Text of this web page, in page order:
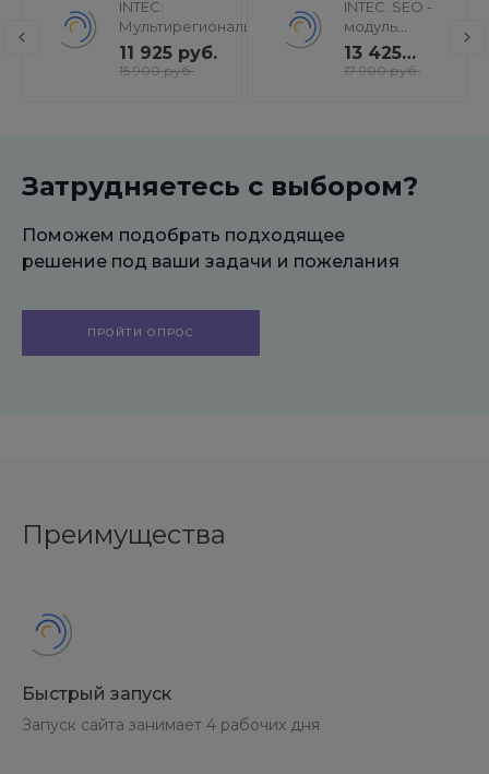
INTEC:
Мультирегиональность
- региональная сеть
вашего сайта с
11 925 руб.
15 900 руб.
INTEC. SEO -
модуль
поисковой
оптимизации:
13 425
руб.
17 900 руб.
Затрудняетесь с выбором?
Поможем подобрать подходящее
решение под ваши задачи и пожелания
ПРОЙТИ ОПРОС
Преимущества
Быстрый запуск
Запуск сайта занимает 4 рабочих дня